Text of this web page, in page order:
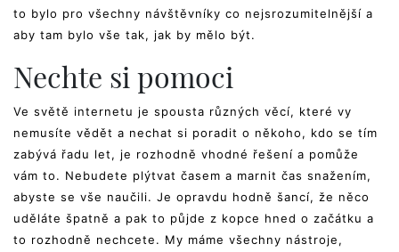
to bylo pro všechny návštěvníky co nejsrozumitelnější a
aby tam bylo vše tak, jak by mělo být.
Nechte si pomoci
Ve světě internetu je spousta různých věcí, které vy
nemusíte vědět a nechat si poradit o někoho, kdo se tím
zabývá řadu let, je rozhodně vhodné řešení a pomůže
vám to. Nebudete plýtvat časem a marnit čas snažením,
abyste se vše naučili. Je opravdu hodně šancí, že něco
uděláte špatně a pak to půjde z kopce hned o začátku a
to rozhodně nechcete. My máme všechny nástroje,